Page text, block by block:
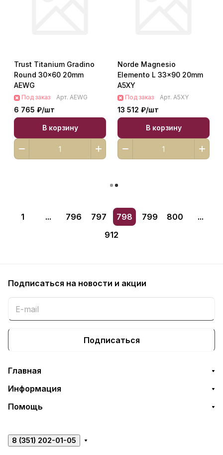
Trust Titanium Gradino
Round 30x60 20mm
AEWG
Под заказ Арт. AEWG
6 765 ₽/шт
В корзину
Norde Magnesio
Elemento L 33x90 20mm
A5XY
Под заказ Арт. A5XY
13 512 ₽/шт
В корзину
33x120 20mm A5UN
20 278 ₽/
20mm A5X7